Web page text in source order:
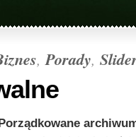
,Porady,